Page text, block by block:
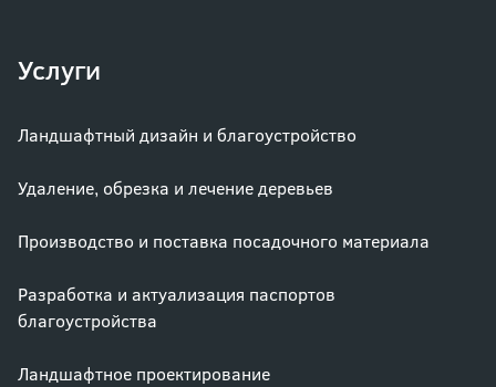
Услуги
Ландшафтный дизайн и благоустройство
Удаление, обрезка и лечение деревьев
Производство и поставка посадочного материала
Разработка и актуализация паспортов
благоустройства
Ландшафтное проектирование